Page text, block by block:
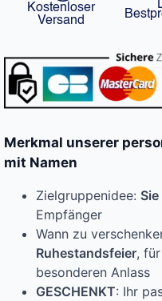
Kostenloser
Versand
Merkmal unserer
mit Namen
Zielgruppenidee: Sie
Empfänger
Wann zu
Ruhestandsfeier,
besonderen Anlass
GESCHENKT: Ihr